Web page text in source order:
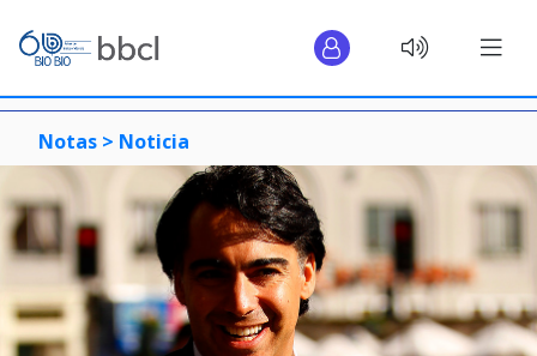
Notas > Noticia